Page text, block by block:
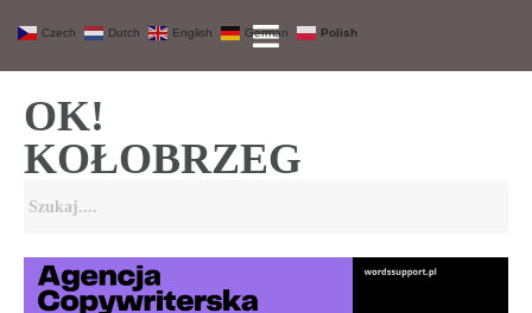
OK!
KOŁOBRZEG
Czech Dutch English German Polish